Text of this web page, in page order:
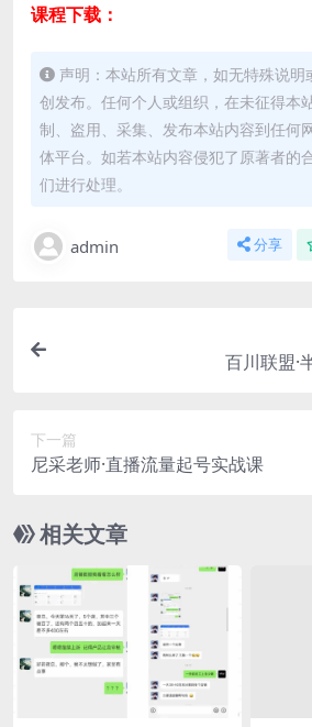
课程下载：
声明：本站所有文章，如无特殊说
创发布。任何个人或组织，在未征得本
制、盗用、采集、发布本站内容到任何
体平台。如若本站内容侵犯了原著者的
们进行处理。
admin 分享
百川联盟·
下一篇
尼采老师·直播流量起号实战课
相关文章